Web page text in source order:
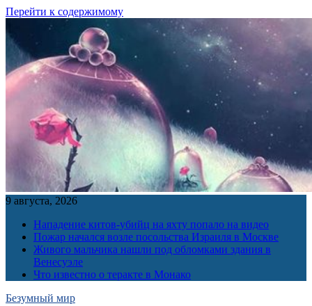
Перейти к содержимому
9 августа, 2026
Нападение китов-убийц на яхту попало на видео
Пожар начался возле посольства Израиля в Москве
Живого мальчика нашли под обломками здания в
Венесуэле
Что известно о теракте в Монако
Безумный мир